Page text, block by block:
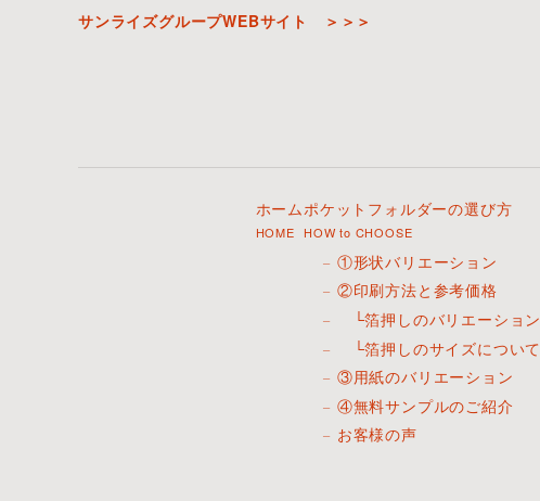
サンライズグループWEBサイト ＞＞＞
ホーム
HOME
ポケットフォルダーの選び方
HOW to CHOOSE
①形状バリエーション
②印刷方法と参考価格
└箔押しのバリエーション
└箔押しのサイズについて
③用紙のバリエーション
④無料サンプルのご紹介
お客様の声